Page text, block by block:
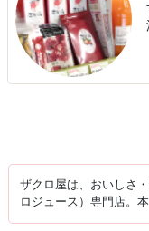
ザクロ屋は、おいしさ
ロジュース）専門店。